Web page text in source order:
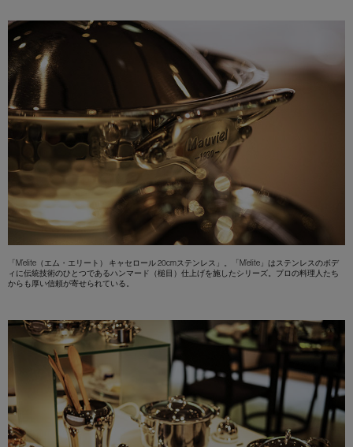
「M’elite（エム・エリート） キャセロール 20cmステンレス」。「M’elite」はステンレスのボデ
ィに伝統技術のひとつであるハンマード（槌目）仕上げを施したシリーズ。プロの料理人たち
からも厚い信頼が寄せられている。